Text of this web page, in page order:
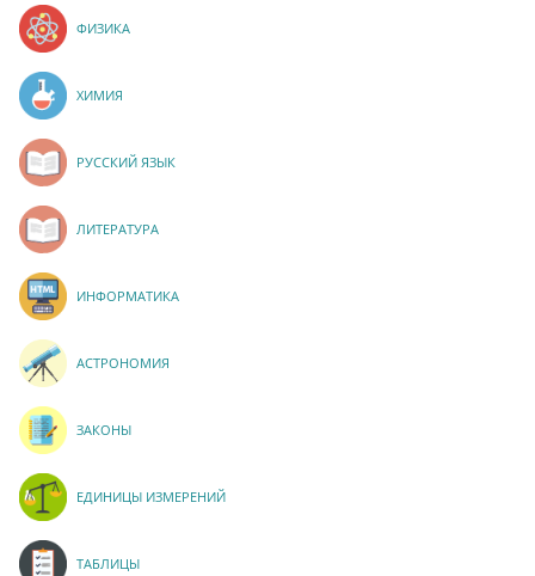
ФИЗИКА
ХИМИЯ
РУССКИЙ ЯЗЫК
ЛИТЕРАТУРА
ИНФОРМАТИКА
АСТРОНОМИЯ
ЗАКОНЫ
ЕДИНИЦЫ ИЗМЕРЕНИЙ
ТАБЛИЦЫ